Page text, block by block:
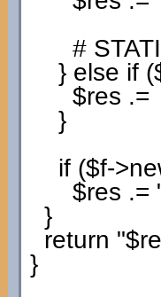
#
} else if (
$res .=
}
if ($f->
$res .=
}
return
}